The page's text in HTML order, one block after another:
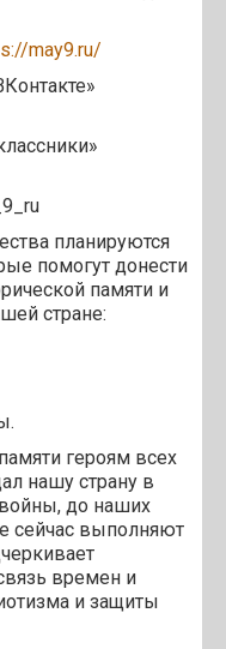
may9.ru/
планируются
помогут донести
памяти и
стране:
героям всех
нашу страну в
до наших
сейчас выполняют
времен и
и защиты